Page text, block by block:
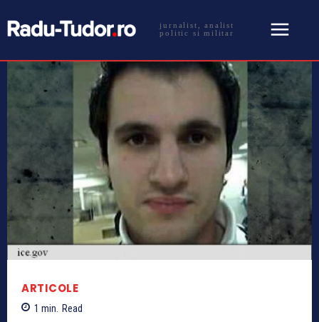
jurnalist, analist
politic si militar
ARTICOLE
1 min. Read